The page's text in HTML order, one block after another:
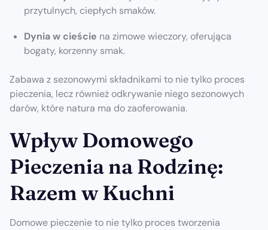
przytulnych, ciepłych smaków.
Dynia w cieście na zimowe wieczory, oferująca
bogaty, korzenny smak.
Zabawa z sezonowymi składnikami to nie tylko proces
pieczenia, lecz również odkrywanie niego sezonowych
darów, które natura ma do zaoferowania.
Wpływ Domowego
Pieczenia na Rodzinę:
Razem w Kuchni
Domowe pieczenie to nie tylko proces tworzenia